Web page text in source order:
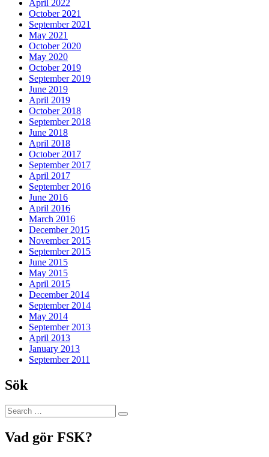
April 2022
October 2021
September 2021
May 2021
October 2020
May 2020
October 2019
September 2019
June 2019
April 2019
October 2018
September 2018
June 2018
April 2018
October 2017
September 2017
April 2017
September 2016
June 2016
April 2016
March 2016
December 2015
November 2015
September 2015
June 2015
May 2015
April 2015
December 2014
September 2014
May 2014
September 2013
April 2013
January 2013
September 2011
Sök
Search
for:
Search
Vad gör FSK?